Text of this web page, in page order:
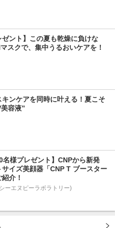
ゼント】この夏も乾燥に負けな
スクで、集中うるおいケアを！
ンケアを同時に叶える！夏こそ
容液”
名様プレゼント】CNPから新発
イズ美顔器「CNP T ブースター
介！
ーエヌピーラボラトリー)